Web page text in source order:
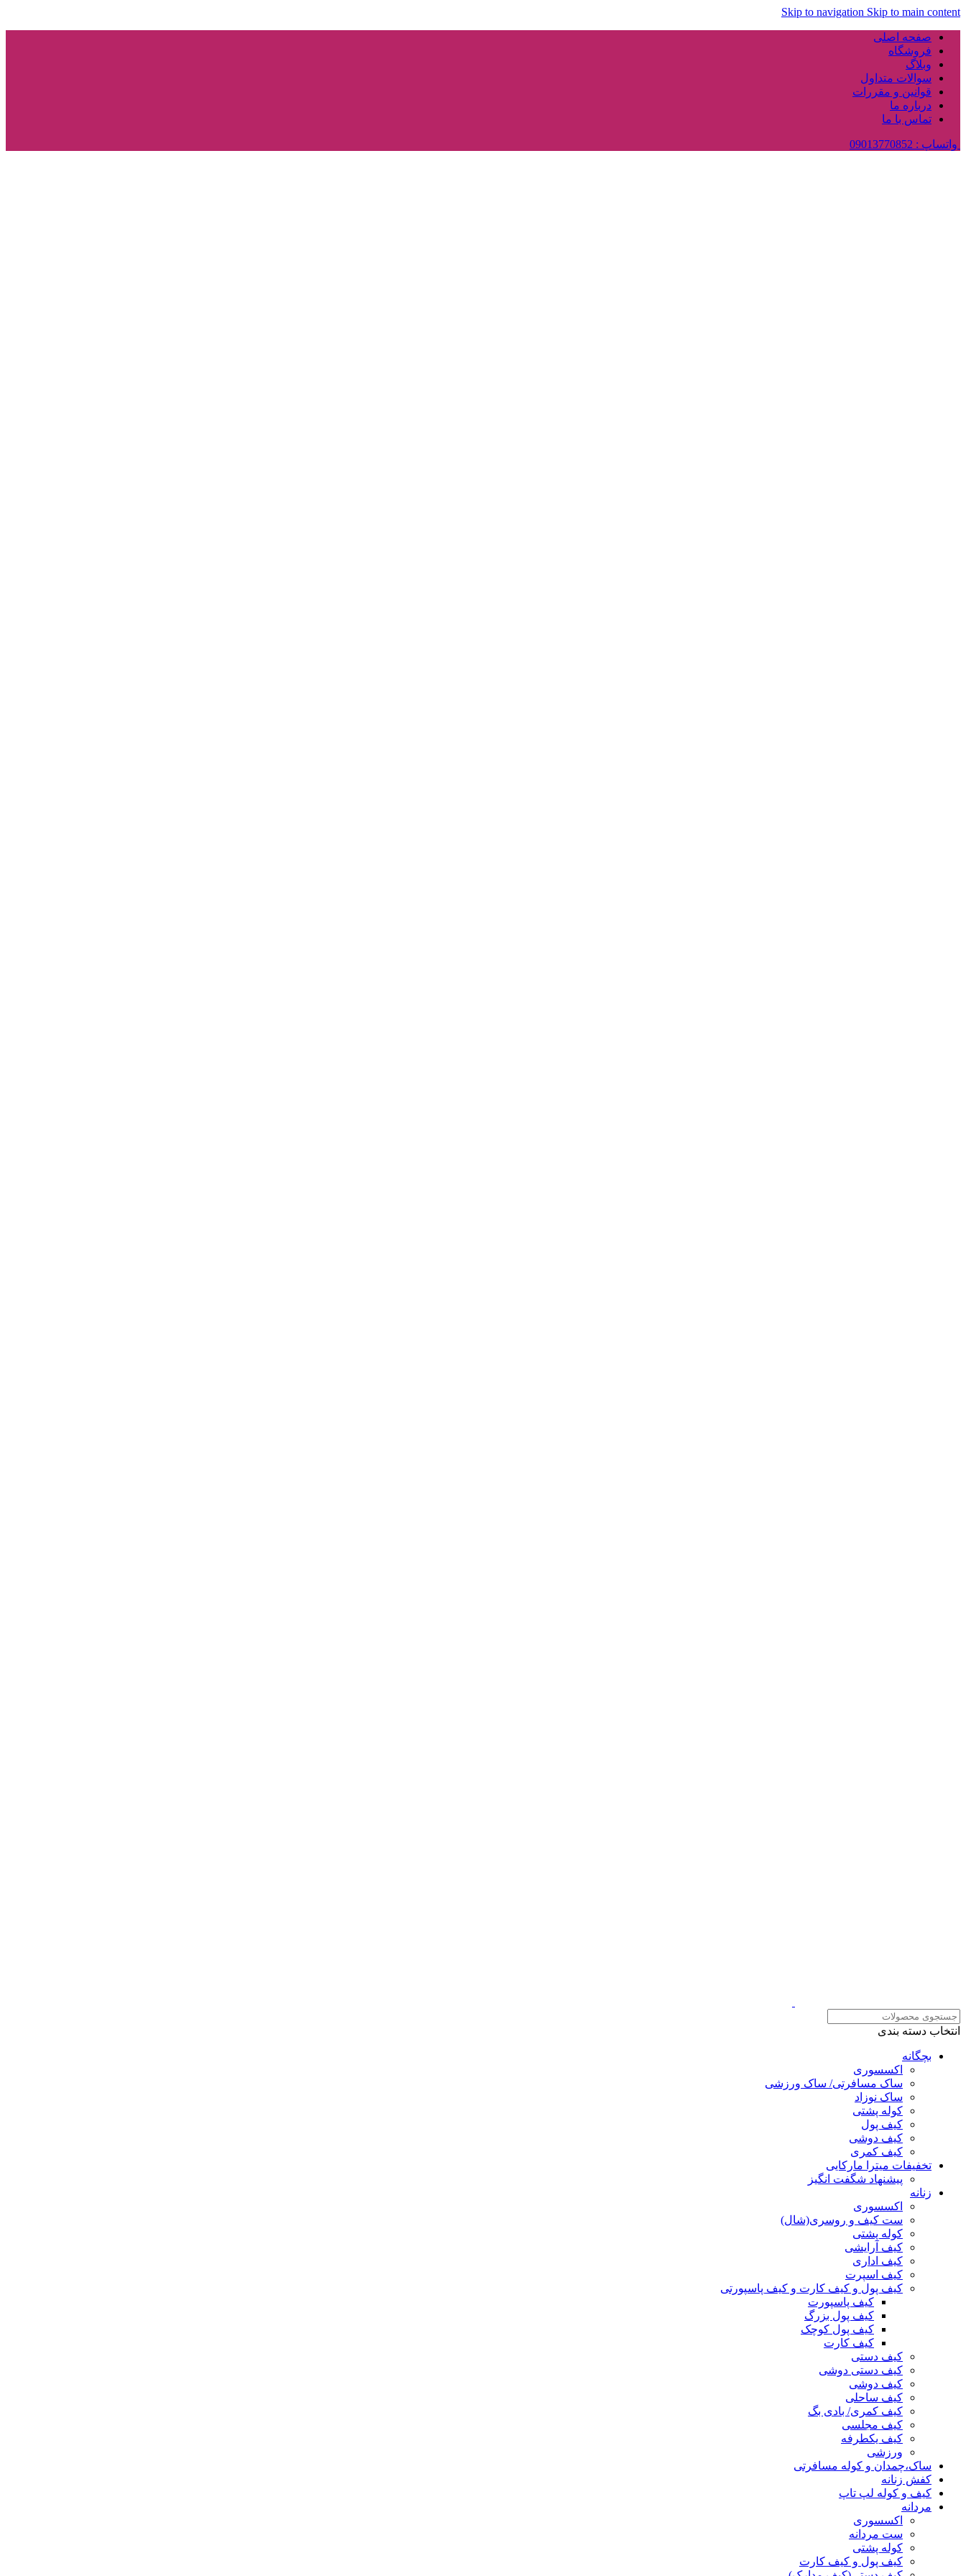
Skip to navigation Skip to main content
صفحه اصلی
فروشگاه
وبلاگ
سوالات متداول
قوانین و مقررات
درباره ما
تماس با ما
واتساپ : 09013770852
انتخاب دسته بندی
بچگانه
اکسسوری
ساک مسافرتی/ ساک ورزشی
ساک نوزاد
کوله پشتی
کیف پول
کیف دوشی
کیف کمری
تخفیفات میترا مارکایی
پیشنهاد شگفت انگیز
زنانه
اکسسوری
ست کیف و روسری(شال)
کوله پشتی
کیف آرایشی
کیف اداری
کیف اسپرت
کیف پول و کیف کارت و کیف پاسپورتی
کیف پاسپورت
کیف پول بزرگ
کیف پول کوچک
کیف کارت
کیف دستی
کیف دستی دوشی
کیف دوشی
کیف ساحلی
کیف کمری/ بادی بگ
کیف مجلسی
کیف یکطرفه
ورزشی
ساک،چمدان و کوله مسافرتی
کفش زنانه
کیف و کوله لپ تاپ
مردانه
اکسسوری
ست مردانه
کوله پشتی
کیف پول و کیف کارت